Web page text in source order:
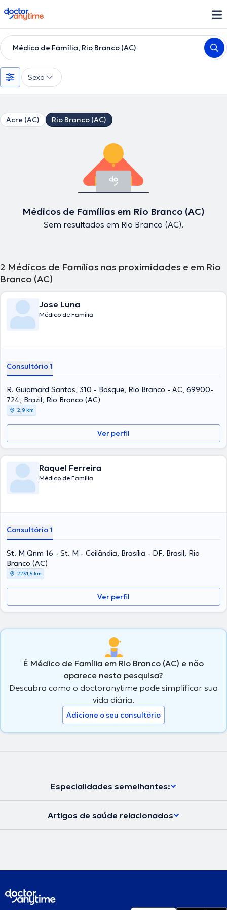
doctoranytime
Médico de Família, Rio Branco (AC)
Sexo
Acre (AC) Rio Branco (AC)
Médicos de Famílias em Rio Branco (AC)
Sem resultados em Rio Branco (AC).
2 Médicos de Famílias nas proximidades e em Rio
Branco (AC)
Jose Luna
Médico de Família
Consultório 1
R. Guiomard Santos, 310 - Bosque, Rio Branco - AC, 69900-
724, Brazil, Rio Branco (AC)
2,9 km
Ver perfil
Raquel Ferreira
Médico de Família
Consultório 1
St. M Qnm 16 - St. M - Ceilândia, Brasília - DF, Brasil, Rio
Branco (AC)
2231,5 km
Ver perfil
É Médico de Família em Rio Branco (AC) e não
aparece nesta pesquisa?
Descubra como o doctoranytime pode simplificar sua
vida diária.
Adicione o seu consultório
Especialidades semelhantes:
Artigos de saúde relacionados